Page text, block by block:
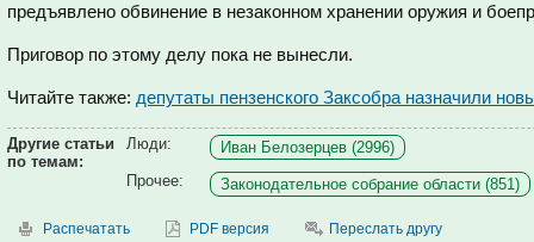
предъявлено обвинение в незаконном хранении оружия и
Приговор по этому делу пока не вынесли.
Читайте также: депутаты пензенского Заксобра назначили
Другие статьи
по темам:
Люди:
Иван Белозерцев (2996)
Прочее:
Законодательное собрание области (851)
Распечатать PDF версия Переслать другу